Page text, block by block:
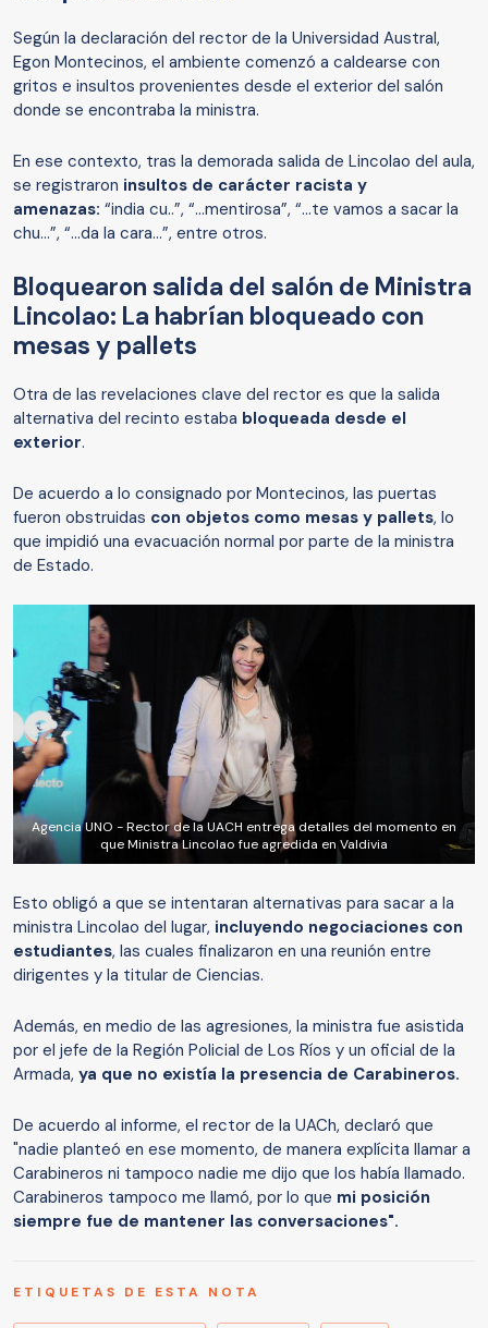
Según la declaración del rector de la Universidad Austral,
Egon Montecinos, el ambiente comenzó a caldearse con
gritos e insultos provenientes desde el exterior del salón
donde se encontraba la ministra.
En ese contexto, tras la demorada salida de Lincolao del aula,
se registraron insultos de carácter racista y
amenazas: “india cu..”, “...mentirosa”, “...te vamos a sacar la
chu...”, “...da la cara...”, entre otros.
Bloquearon salida del salón de Ministra
Lincolao: La habrían bloqueado con
mesas y pallets
Otra de las revelaciones clave del rector es que la salida
alternativa del recinto estaba bloqueada desde el
exterior.
De acuerdo a lo consignado por Montecinos, las puertas
fueron obstruidas con objetos como mesas y pallets, lo
que impidió una evacuación normal por parte de la ministra
de Estado.
Agencia UNO - Rector de la UACH entrega detalles del momento en
que Ministra Lincolao fue agredida en Valdivia
Esto obligó a que se intentaran alternativas para sacar a la
ministra Lincolao del lugar, incluyendo negociaciones con
estudiantes, las cuales finalizaron en una reunión entre
dirigentes y la titular de Ciencias.
Además, en medio de las agresiones, la ministra fue asistida
por el jefe de la Región Policial de Los Ríos y un oficial de la
Armada, ya que no existía la presencia de Carabineros.
De acuerdo al informe, el rector de la UACh, declaró que
"nadie planteó en ese momento, de manera explícita llamar a
Carabineros ni tampoco nadie me dijo que los había llamado.
Carabineros tampoco me llamó, por lo que mi posición
siempre fue de mantener las conversaciones".
ETIQUETAS DE ESTA NOTA